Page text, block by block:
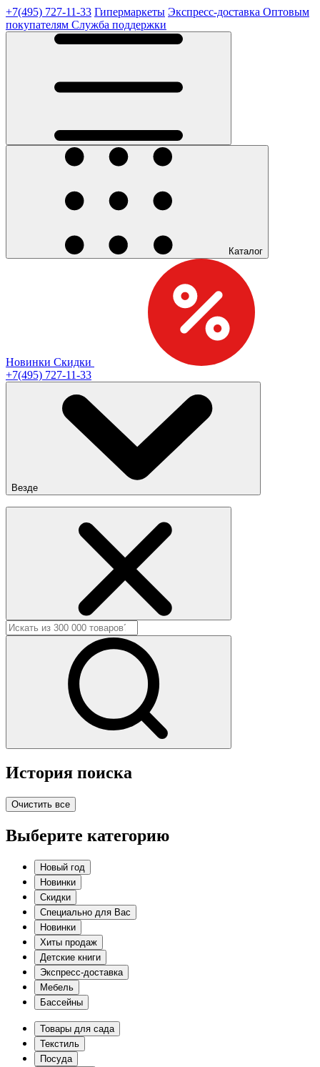
+7(495) 727-11-33 Гипермаркеты Экспресс-доставка Оптовым
покупателям Служба поддержки
Каталог
Новинки Скидки
+7(495) 727-11-33
Везде
История поиска
Очистить все
Выберите категорию
Новый год
Новинки
Скидки
Специально для Вас
Новинки
Хиты продаж
Детские книги
Экспресс-доставка
Мебель
Бассейны
Товары для сада
Текстиль
Посуда